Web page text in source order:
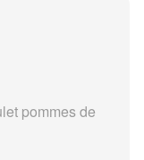
pommes de